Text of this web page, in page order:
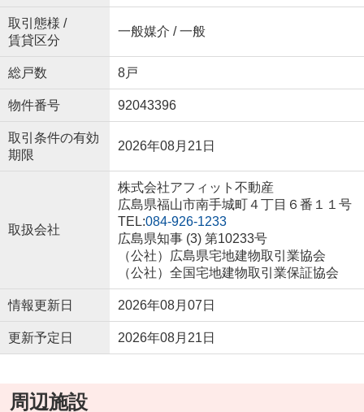
取引態様 /
賃貸区分
一般媒介 / 一般
総戸数 8戸
物件番号 92043396
取引条件の有効
期限
2026年08月21日
取扱会社
株式会社アフィット不動産
広島県福山市南手城町４丁目６番１１号
TEL:084-926-1233
広島県知事 (3) 第10233号
（公社）広島県宅地建物取引業協会
（公社）全国宅地建物取引業保証協会
情報更新日 2026年08月07日
更新予定日 2026年08月21日
周辺施設